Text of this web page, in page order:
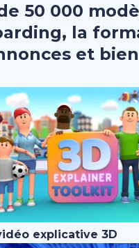
50 000
la
et
explicative 3D